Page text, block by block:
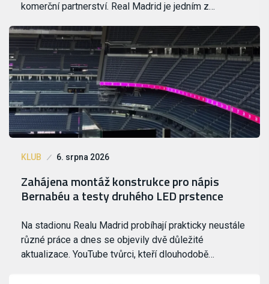
komerční partnerství. Real Madrid je jedním z…
KLUB 6. srpna 2026
Zahájena montáž konstrukce pro nápis
Bernabéu a testy druhého LED prstence
Na stadionu Realu Madrid probíhají prakticky neustále
různé práce a dnes se objevily dvě důležité
aktualizace. YouTube tvůrci, kteří dlouhodobě…